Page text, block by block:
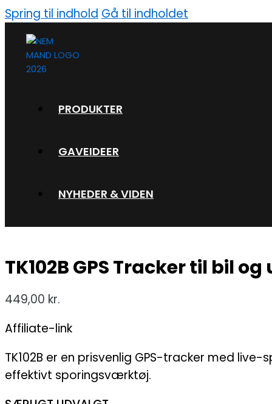
Spring til indhold Gå til indholdet
PRODUKTER
GAVEIDEER
NYHEDER & VIDEN
TK102B GPS Tracker til bil
449,00 kr.
Affiliate-link
TK102B er en prisvenlig GPS-tracker med
effektivt sporingsværktøj.